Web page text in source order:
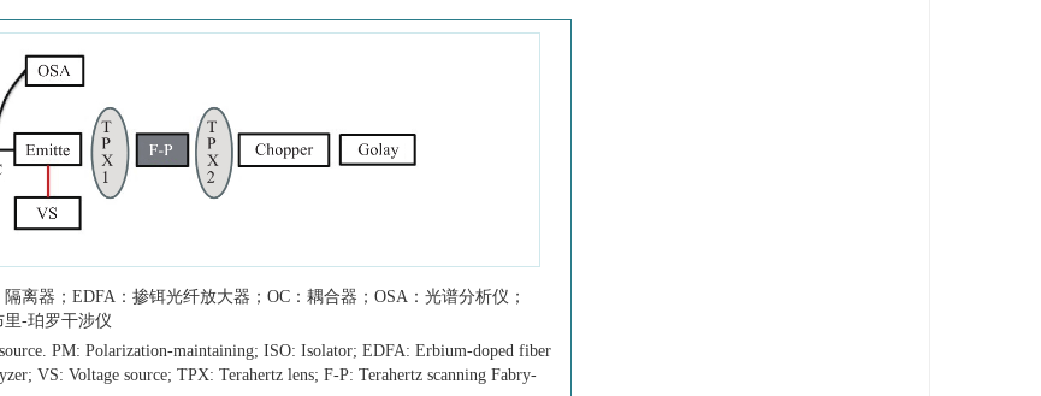
离器；EDFA：掺铒光纤放大器；OC：耦合器；OSA：光谱分析仪；
-珀罗干涉仪
PM: Polarization-maintaining; ISO: Isolator; EDFA: Erbium-doped fiber
VS: Voltage source; TPX: Terahertz lens; F-P: Terahertz scanning Fabry-